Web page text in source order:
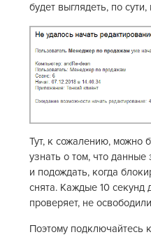
будет выглядеть, по
Тут, к сожалению, можно
узнать о том, что
и подождать, когда
снята. Каждые 10 секунд
проверяет, не
Поэтому подключайтесь